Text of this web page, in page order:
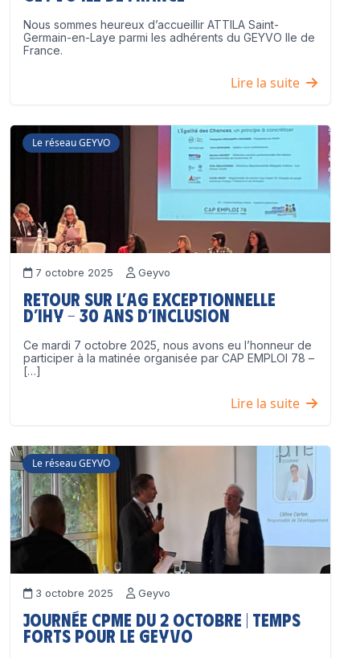
Nous sommes heureux d’accueillir ATTILA Saint-
Germain-en-Laye parmi les adhérents du GEYVO Ile de
France.
Lire la suite
Le réseau GEYVO
7 octobre 2025 Geyvo
Retour sur l’AG exceptionnelle
d’IHY – 30 ans d’inclusion
Ce mardi 7 octobre 2025, nous avons eu l’honneur de
participer à la matinée organisée par CAP EMPLOI 78 –
[…]
Lire la suite
Le réseau GEYVO
3 octobre 2025 Geyvo
Journée CPME du 2 octobre | Temps
forts pour le GEYVO